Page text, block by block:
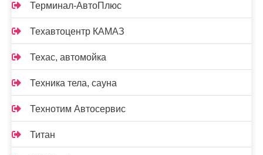
Терминал-АвтоПлюс
Техавтоцентр КАМАЗ
Техас, автомойка
Техника тела, сауна
Технотим Автосервис
Титан